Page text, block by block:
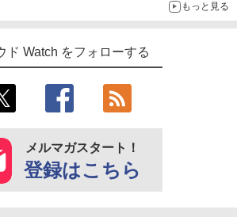
もっと見る
ド Watch をフォローする
メルマガスタート！
登録はこちら